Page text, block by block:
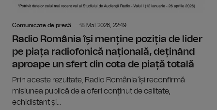
Comunicate de presă 18 Mai 2026, 22:49
Radio România își menține poziția de lider
pe piața radiofonică națională, deținând
aproape un sfert din cota de piață totală
Prin aceste rezultate, Radio România își reconfirmă
misiunea publică de a oferi conținut de calitate,
echidistant și...